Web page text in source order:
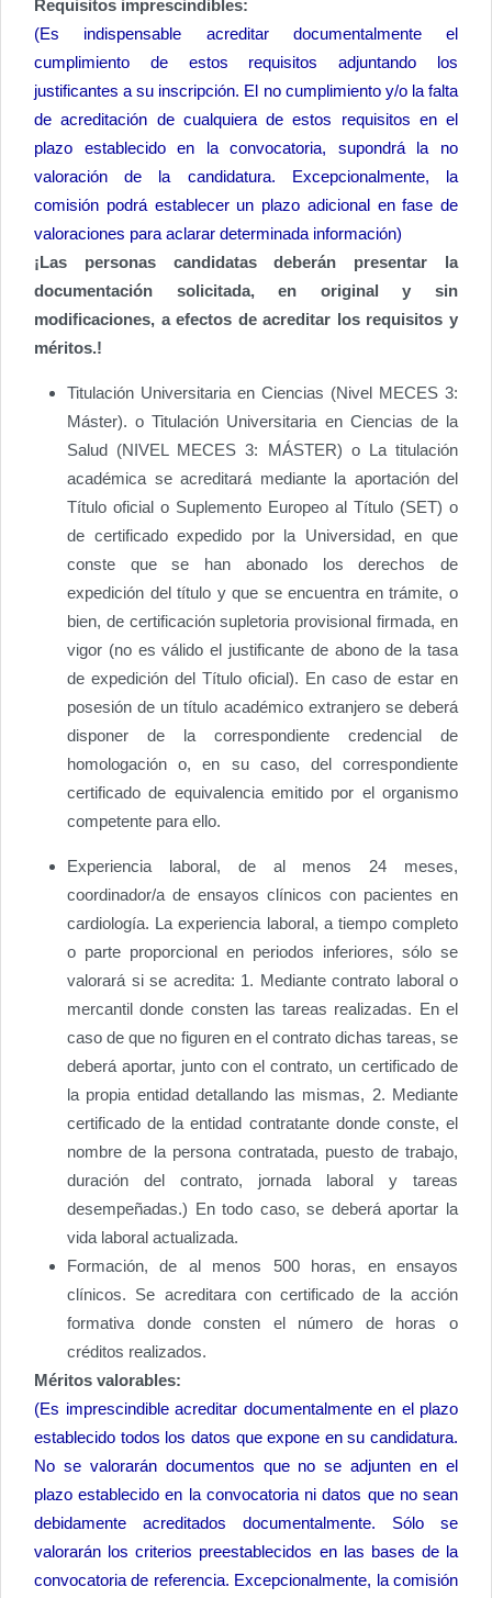
Requisitos imprescindibles:
(Es indispensable acreditar documentalmente el
cumplimiento de estos requisitos adjuntando los
justificantes a su inscripción. El no cumplimiento y/o la falta
de acreditación de cualquiera de estos requisitos en el
plazo establecido en la convocatoria, supondrá la no
valoración de la candidatura. Excepcionalmente, la
comisión podrá establecer un plazo adicional en fase de
valoraciones para aclarar determinada información)
¡Las personas candidatas deberán presentar la
documentación solicitada, en original y sin
modificaciones, a efectos de acreditar los requisitos y
méritos.!
Titulación Universitaria en Ciencias (Nivel MECES 3:
Máster). o Titulación Universitaria en Ciencias de la
Salud (NIVEL MECES 3: MÁSTER) o La titulación
académica se acreditará mediante la aportación del
Título oficial o Suplemento Europeo al Título (SET) o
de certificado expedido por la Universidad, en que
conste que se han abonado los derechos de
expedición del título y que se encuentra en trámite, o
bien, de certificación supletoria provisional firmada, en
vigor (no es válido el justificante de abono de la tasa
de expedición del Título oficial). En caso de estar en
posesión de un título académico extranjero se deberá
disponer de la correspondiente credencial de
homologación o, en su caso, del correspondiente
certificado de equivalencia emitido por el organismo
competente para ello.
Experiencia laboral, de al menos 24 meses,
coordinador/a de ensayos clínicos con pacientes en
cardiología. La experiencia laboral, a tiempo completo
o parte proporcional en periodos inferiores, sólo se
valorará si se acredita: 1. Mediante contrato laboral o
mercantil donde consten las tareas realizadas. En el
caso de que no figuren en el contrato dichas tareas, se
deberá aportar, junto con el contrato, un certificado de
la propia entidad detallando las mismas, 2. Mediante
certificado de la entidad contratante donde conste, el
nombre de la persona contratada, puesto de trabajo,
duración del contrato, jornada laboral y tareas
desempeñadas.) En todo caso, se deberá aportar la
vida laboral actualizada.
Formación, de al menos 500 horas, en ensayos
clínicos. Se acreditara con certificado de la acción
formativa donde consten el número de horas o
créditos realizados.
Méritos valorables:
(Es imprescindible acreditar documentalmente en el plazo
establecido todos los datos que expone en su candidatura.
No se valorarán documentos que no se adjunten en el
plazo establecido en la convocatoria ni datos que no sean
debidamente acreditados documentalmente. Sólo se
valorarán los criterios preestablecidos en las bases de la
convocatoria de referencia. Excepcionalmente, la comisión